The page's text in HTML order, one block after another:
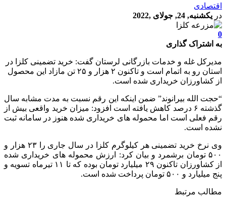
اقتصادی
در یکشنبه, 24, جولای ,2022
0
به اشتراک گذاری
مدیرکل غله و خدمات بازرگانی لرستان گفت: خرید تضمینی کلزا در
استان رو به اتمام است و تاکنون ۲ هزار و ۲۵ تن مازاد این محصول
از کشاورزان خریداری شده است.
“حجت الله بیرانوند” ضمن اینکه این رقم نسبت به مدت مشابه سال
گذشته ۶ درصد کاهش یافته است افزود: میزان خرید واقعی بیش از
رقم فعلی است اما محموله های خریداری شده هنوز در سامانه ثبت
نشده است.
وی نرخ خرید تضمینی هر کیلوگرم کلزا در سال جاری را ۲۳ هزار و
۵۰۰ تومان برشمرد و بیان کرد: ارزش محموله های خریداری شده
از کشاورزان تاکنون ۲۹ میلیارد تومان بوده که تا ۱۱ تیرماه تسویه و
پنج میلیارد و ۵۰۰ تومان پرداخت شده است.
مطالب مرتبط